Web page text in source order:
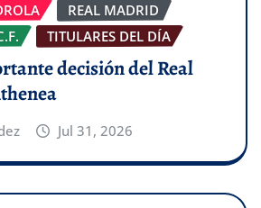
REAL MADRID
TITULARES DEL DÍA
decisión del Real
Jul 31, 2026